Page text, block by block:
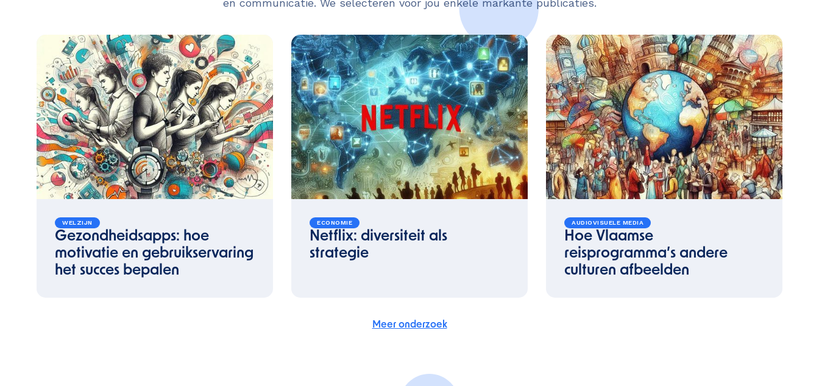
en communicatie. We selecteren voor jou enkele markante publicaties.
WELZIJN
Gezondheidsapps: hoe
motivatie en gebruikservaring
het succes bepalen
ECONOMIE
Netflix: diversiteit als
strategie
AUDIOVISUELE MEDIA
Hoe Vlaamse
reisprogramma’s andere
culturen afbeelden
Meer onderzoek